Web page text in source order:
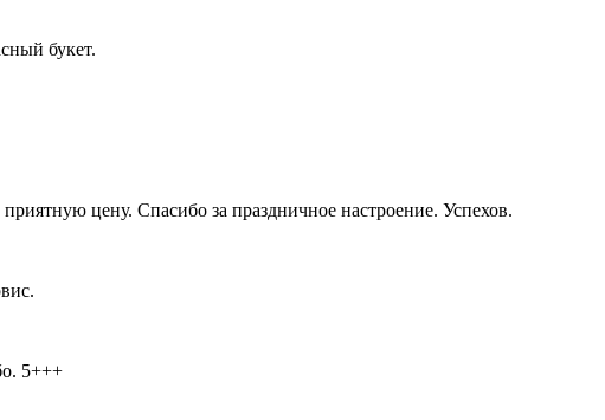
букет.
цену. Спасибо за праздничное настроение. Успехов.
5+++